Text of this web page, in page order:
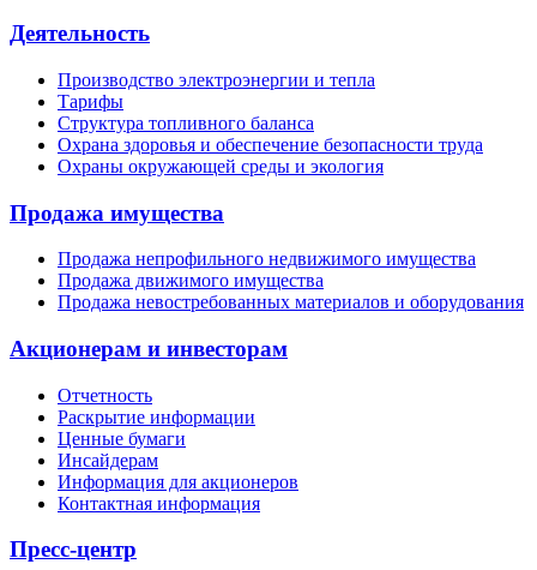
Деятельность
Производство электроэнергии и тепла
Тарифы
Структура топливного баланса
Охрана здоровья и обеспечение безопасности труда
Охраны окружающей среды и экология
Продажа имущества
Продажа непрофильного недвижимого имущества
Продажа движимого имущества
Продажа невостребованных материалов и оборудования
Акционерам и инвесторам
Отчетность
Раскрытие информации
Ценные бумаги
Инсайдерам
Информация для акционеров
Контактная информация
Пресс-центр